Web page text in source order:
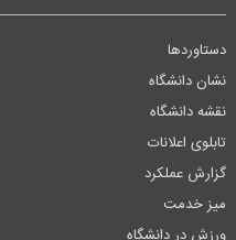
دستاوردها
نشان دانشگاه
نقشه دانشگاه
تابلوی اعلانات
گزارش عملکرد
میز خدمت